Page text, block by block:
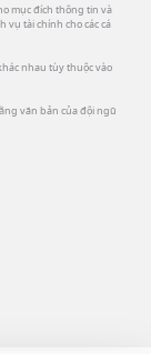
mục đích thông tin và
vụ tài chính cho các cá
nhau tùy thuộc vào
văn bản của đội ngũ